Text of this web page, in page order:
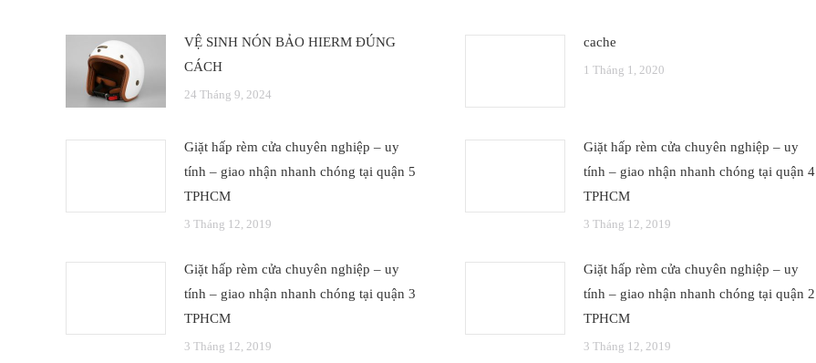
VỆ SINH NÓN BẢO HIERM ĐÚNG
CÁCH
24 Tháng 9, 2024
cache
1 Tháng 1, 2020
Giặt hấp rèm cửa chuyên nghiệp – uy
tính – giao nhận nhanh chóng tại quận 5
TPHCM
3 Tháng 12, 2019
Giặt hấp rèm cửa chuyên nghiệp – uy
tính – giao nhận nhanh chóng tại quận 4
TPHCM
3 Tháng 12, 2019
Giặt hấp rèm cửa chuyên nghiệp – uy
tính – giao nhận nhanh chóng tại quận 3
TPHCM
3 Tháng 12, 2019
Giặt hấp rèm cửa chuyên nghiệp – uy
tính – giao nhận nhanh chóng tại quận 2
TPHCM
3 Tháng 12, 2019